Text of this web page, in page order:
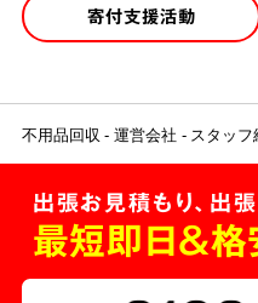
寄付支援活動
不用品回収 運営会社 スタッフ
出張お見積もり、出
最短即日＆格